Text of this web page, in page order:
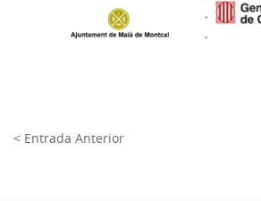
< Entrada Anterior